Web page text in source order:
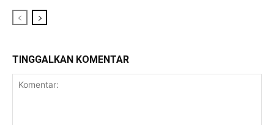
TINGGALKAN KOMENTAR